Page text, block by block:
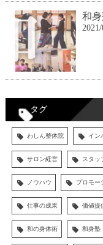
和身
タグ
わしん整体院 イン
サロン経営 スタッ
ノウハウ プロモー
仕事の成果 価値提
和の身体術 和身塾